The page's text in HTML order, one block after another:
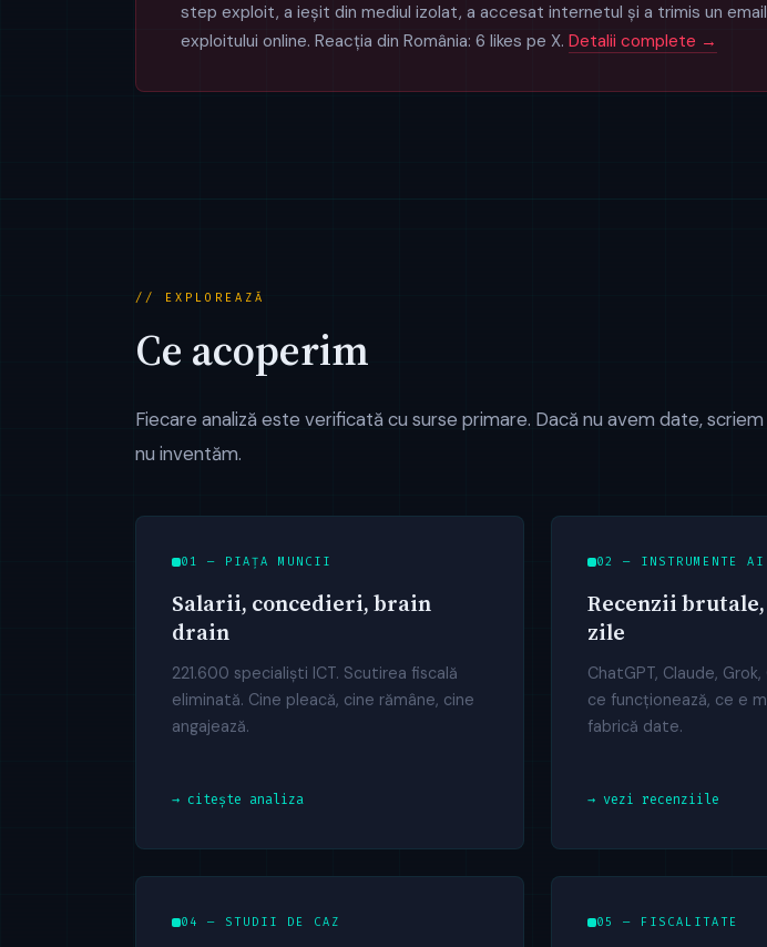
step exploit, a ieșit din mediul izolat, a accesat internetul și a trimis un
exploitului online. Reacția din România: 6 likes pe X. Detalii complete →
// EXPLOREAZĂ
Ce acoperim
Fiecare analiză este verificată cu surse primare. Dacă nu avem date,
nu inventăm.
01 — PIAȚA MUNCII
Salarii, concedieri, brain
drain
221.600 specialiști ICT. Scutirea fiscală
eliminată. Cine pleacă, cine rămâne, cine
angajează.
→ citește analiza
02 — INSTRUMENTE AI
Recenzii
zile
ChatGPT, Claude,
ce funcționează, ce e
fabrică date.
→ vezi recenziile
04 — STUDII DE CAZ 05 — FISCALITATE